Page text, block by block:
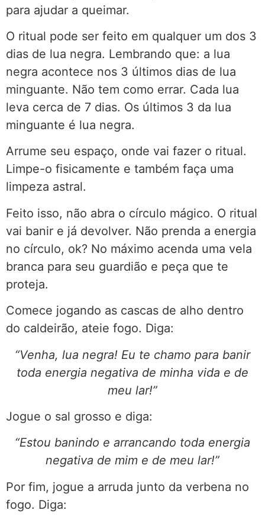
para ajudar a queimar.
O ritual pode ser feito em qualquer um dos 3
dias de lua negra. Lembrando que: a lua
negra acontece nos 3 últimos dias de lua
minguante. Não tem como errar. Cada lua
leva cerca de 7 dias. Os últimos 3 da lua
minguante é lua negra.
Arrume seu espaço, onde vai fazer o ritual.
Limpe-o fisicamente e também faça uma
limpeza astral.
Feito isso, não abra o círculo mágico. O ritual
vai banir e já devolver. Não prenda a energia
no círculo, ok? No máximo acenda uma vela
branca para seu guardião e peça que te
proteja.
Comece jogando as cascas de alho dentro
do caldeirão, ateie fogo. Diga:
“Venha, lua negra! Eu te chamo para banir
toda energia negativa de minha vida e de
meu lar!”
Jogue o sal grosso e diga:
“Estou banindo e arrancando toda energia
negativa de mim e de meu lar!”
Por fim, jogue a arruda junto da verbena no
fogo. Diga: